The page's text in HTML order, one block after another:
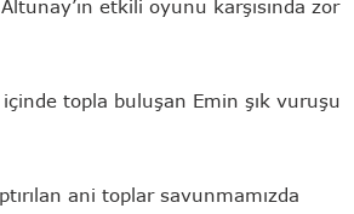
etkili oyunu karşısında zor
topla buluşan Emin şık vuruşu
ani toplar savunmamızda